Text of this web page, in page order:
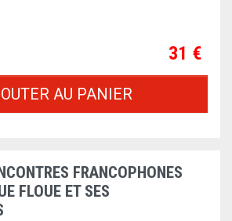
Prix
31 €
AU PANIER
FRANCOPHONES
FLOUE ET SES